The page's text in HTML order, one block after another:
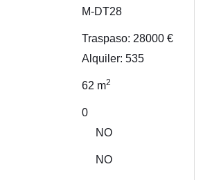
M-DT28
Traspaso: 28000 €
Alquiler: 535
62 m2
0
NO
NO